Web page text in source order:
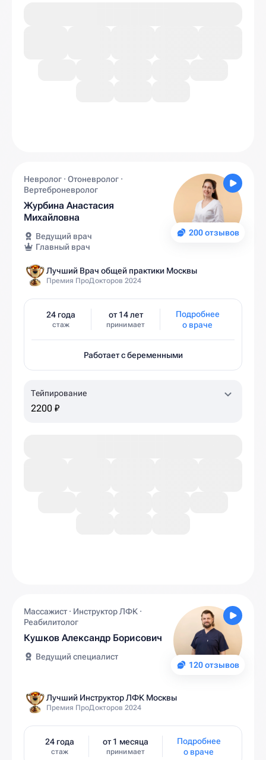
200 отзывов
Невролог · Отоневролог ·
Вертеброневролог
Журбина Анастасия
Михайловна
Ведущий врач
Главный врач
Лучший Врач общей практики Москвы
Премия ПроДокторов 2024
24 года
стаж
от 14 лет
принимает
Подробнее
о враче
Работает с беременными
Тейпирование
2200 ₽
120 отзывов
Массажист · Инструктор ЛФК ·
Реабилитолог
Кушков Александр Борисович
Ведущий специалист
Лучший Инструктор ЛФК Москвы
Премия ПроДокторов 2024
24 года
стаж
от 1 месяца
принимает
Подробнее
о враче